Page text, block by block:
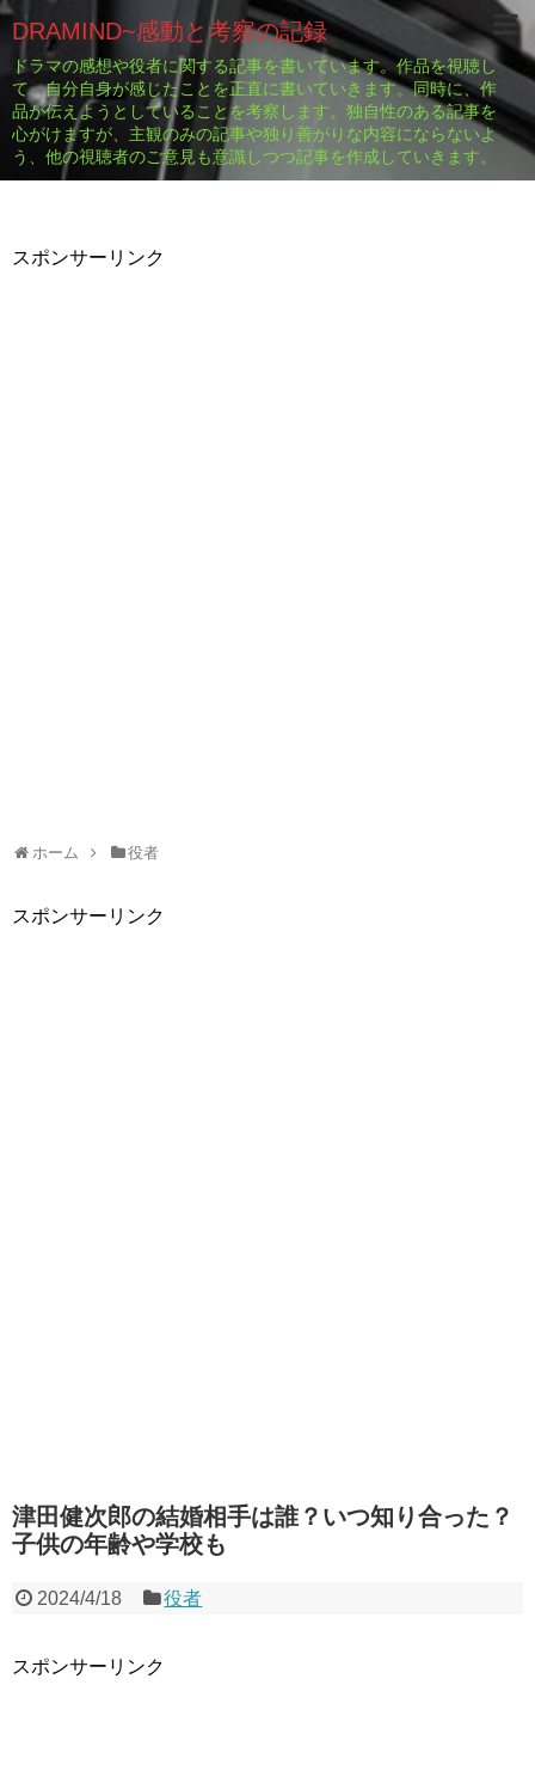
DRAMIND~感動と考察の記録
ドラマの感想や役者に関する記事を書いています。作品を視聴し
て、自分自身が感じたことを正直に書いていきます。同時に、作
品が伝えようとしていることを考察します。独自性のある記事を
心がけますが、主観のみの記事や独り善がりな内容にならないよ
う、他の視聴者のご意見も意識しつつ記事を作成していきます。
スポンサーリンク
ホーム 役者
スポンサーリンク
津田健次郎の結婚相手は誰？いつ知り合った？
子供の年齢や学校も
2024/4/18 役者
スポンサーリンク